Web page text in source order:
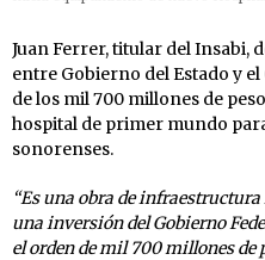
Juan Ferrer, titular del Insabi,
entre Gobierno del Estado y
de los mil 700 millones de
hospital de primer mundo
sonorenses.
“Es una obra de
una inversión del Gobierno
el orden de mil 700 millones